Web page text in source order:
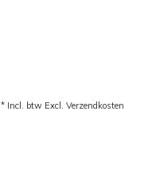
* Incl. btw Excl. Verzendkosten